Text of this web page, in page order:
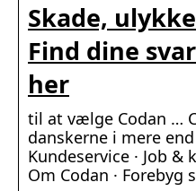
Skade,
Find dine
her
til at vælge Codan …
danskerne i mere end
Kundeservice · Job &
Om Codan · Forebyg